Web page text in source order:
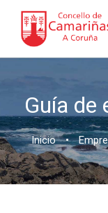
Guía de
Inicio •